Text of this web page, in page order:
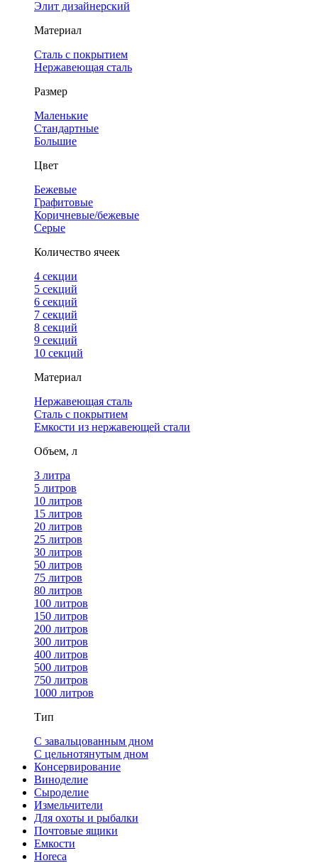
Элит дизайнерский
Материал
Сталь с покрытием
Нержавеющая сталь
Размер
Маленькие
Стандартные
Большие
Цвет
Бежевые
Графитовые
Коричневые/бежевые
Серые
Количество ячеек
4 cекции
5 секций
6 секций
7 секций
8 секций
9 секций
10 секций
Материал
Нержавеющая сталь
Сталь с покрытием
Емкости из нержавеющей стали
Объем, л
3 литра
5 литров
10 литров
15 литров
20 литров
25 литров
30 литров
50 литров
75 литров
80 литров
100 литров
150 литров
200 литров
300 литров
400 литров
500 литров
750 литров
1000 литров
Тип
С завальцованным дном
С цельнотянутым дном
Консервирование
Виноделие
Сыроделие
Измельчители
Для охоты и рыбалки
Почтовые ящики
Емкости
Horeca